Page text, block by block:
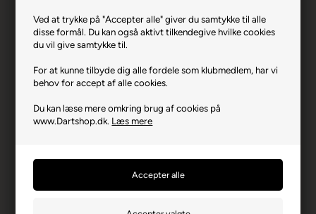
Ved at trykke på "Accepter alle" giver du samtykke til alle
disse formål. Du kan også aktivt tilkendegive hvilke cookies
du vil give samtykke til.
For at kunne tilbyde dig alle fordele som klubmedlem, har vi
behov for accept af alle cookies.
Du kan læse mere omkring brug af cookies på
www.Dartshop.dk. Læs mere
Producent
Felix Corporation
Producentadresse
0041 Fukuoka
Producent hjemmeside
Advarsler
Dart er en sport for voksne.